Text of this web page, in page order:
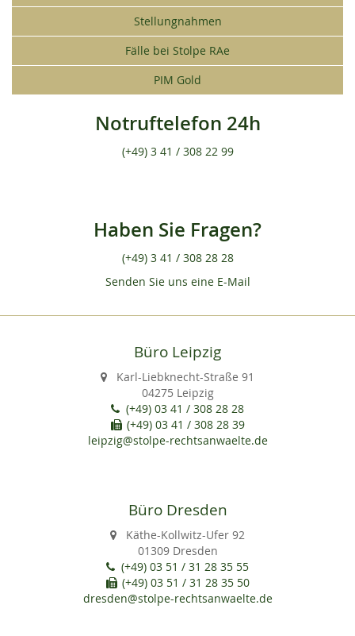
Stellungnahmen
Fälle bei Stolpe RAe
PIM Gold
Notruftelefon 24h
(+49) 3 41 / 308 22 99
Haben Sie Fragen?
(+49) 3 41 / 308 28 28
Senden Sie uns eine E-Mail
Büro Leipzig
Karl-Liebknecht-Straße 91
04275 Leipzig
(+49) 03 41 / 308 28 28
(+49) 03 41 / 308 28 39
leipzig@stolpe-rechtsanwaelte.de
Büro Dresden
Käthe-Kollwitz-Ufer 92
01309 Dresden
(+49) 03 51 / 31 28 35 55
(+49) 03 51 / 31 28 35 50
dresden@stolpe-rechtsanwaelte.de